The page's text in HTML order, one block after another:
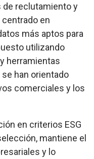
de reclutamiento y
en
más aptos para
utilizando
herramientas
han orientado
comerciales y los
en criterios ESG
mantiene el
y lo